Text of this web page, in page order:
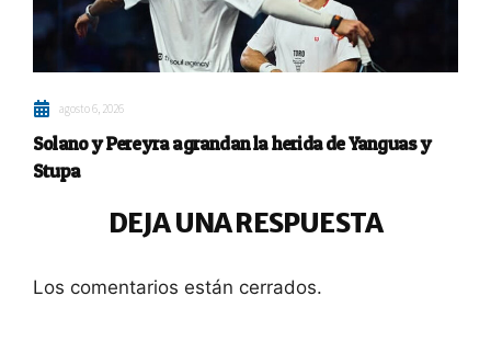
agosto 6, 2026
Solano y Pereyra agrandan la herida de Yanguas y
Stupa
DEJA UNA RESPUESTA
Los comentarios están cerrados.